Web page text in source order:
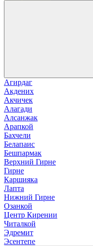
Агирдаг
Акдених
Акчичек
Алагади
Алсанжак
Арапкой
Бахчели
Белапаис
Бешпармак
Верхний Гирне
Гирне
Каршияка
Лапта
Нижний Гирне
Озанкой
Центр Кирении
Читалкой
Эдремит
Эсентепе